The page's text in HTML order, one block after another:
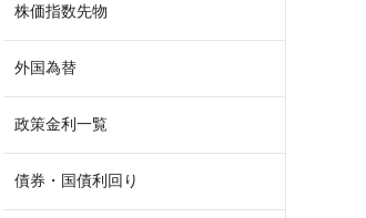
株価指数先物
外国為替
政策金利一覧
債券・国債利回り